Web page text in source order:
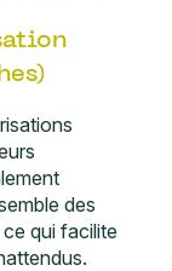
des
qui facilite